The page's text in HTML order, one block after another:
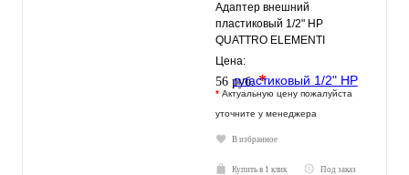
Адаптер внешний
пластиковый 1/2" НР
QUATTRO ELEMENTI
Цена:
56 руб.*
* Актуальную цену пожалуйста
уточните у менеджера
В избранное
Купить в 1 клик Под заказ